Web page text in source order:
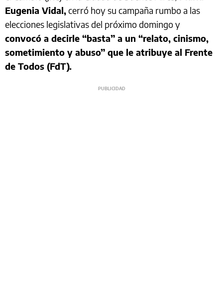
Eugenia Vidal,cerró hoy su campaña rumbo a las
elecciones legislativas del próximo domingo y
convocó a decirle “basta” a un “relato, cinismo,
sometimiento y abuso” que le atribuye al Frente
de Todos (FdT).